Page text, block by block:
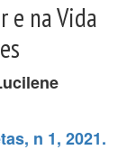
e na Vida
n 1, 2021.